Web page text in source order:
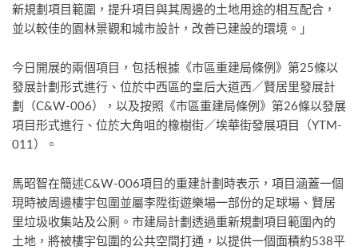
新規劃項目範圍，提升項目與其周邊的土地用途的相互配合，
並以較佳的園林景觀和城市設計，改善已建設的環境。」
今日開展的兩個項目，包括根據《市區重建局條例》第25條以
發展計劃形式進行、位於中西區的皇后大道西／賢居里發展計
劃（C&W-006），以及按照《市區重建局條例》第26條以發展
項目形式進行、位於大角咀的橡樹街／埃華街發展項目（YTM-
011）。
馬昭智在簡述C&W-006項目的重建計劃時表示，項目涵蓋一個
現時被周邊樓宇包圍並屬李陞街遊樂場一部份的足球場、賢居
里垃圾收集站及公厠。市建局計劃透過重新規劃項目範圍內的
土地，將被樓宇包圍的公共空間打通，以提供一個面積約538平